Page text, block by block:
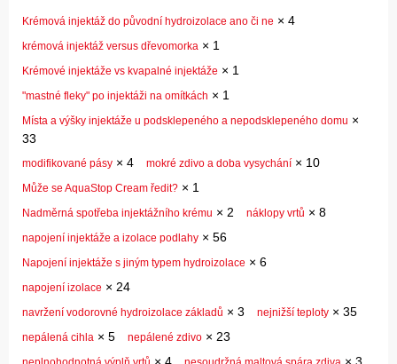
Krémová injektáž do původní hydroizolace ano či ne × 4
krémová injektáž versus dřevomorka × 1
Krémové injektáže vs kvapalné injektáže × 1
"mastné fleky" po injektáži na omítkách × 1
Místa a výšky injektáže u podsklepeného a nepodsklepeného domu ×
33
modifikované pásy × 4 mokré zdivo a doba vysychání × 10
Může se AquaStop Cream ředit? × 1
Nadměrná spotřeba injektážního krému × 2 náklopy vrtů × 8
napojení injektáže a izolace podlahy × 56
Napojení injektáže s jiným typem hydroizolace × 6
napojení izolace × 24
navržení vodorovné hydroizolace základů × 3 nejnižší teploty × 35
nepálená cihla × 5 nepálené zdivo × 23